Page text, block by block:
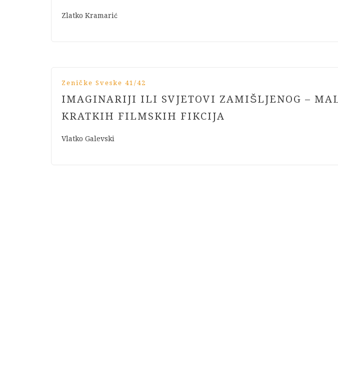
Zlatko Kramarić
Zeničke Sveske 41/42
IMAGINARIJI ILI SVJETOVI ZAMIŠLJENOG –
KRATKIH FILMSKIH FIKCIJA
Vlatko Galevski